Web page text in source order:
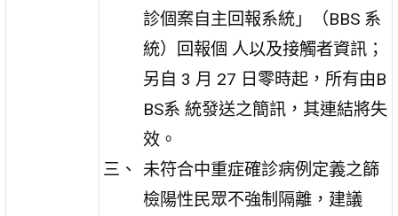
診個案自主回報系統」（BBS 系
統）回報個 人以及接觸者資訊；
另自 3 月 27 日零時起，所有由B
BS系 統發送之簡訊，其連結將失
效。
未符合中重症確診病例定義之篩
檢陽性民眾不強制隔離，建議